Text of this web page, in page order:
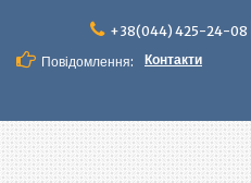
вмісту
+38(044) 425-24-08
Повідомлення:
Контакти